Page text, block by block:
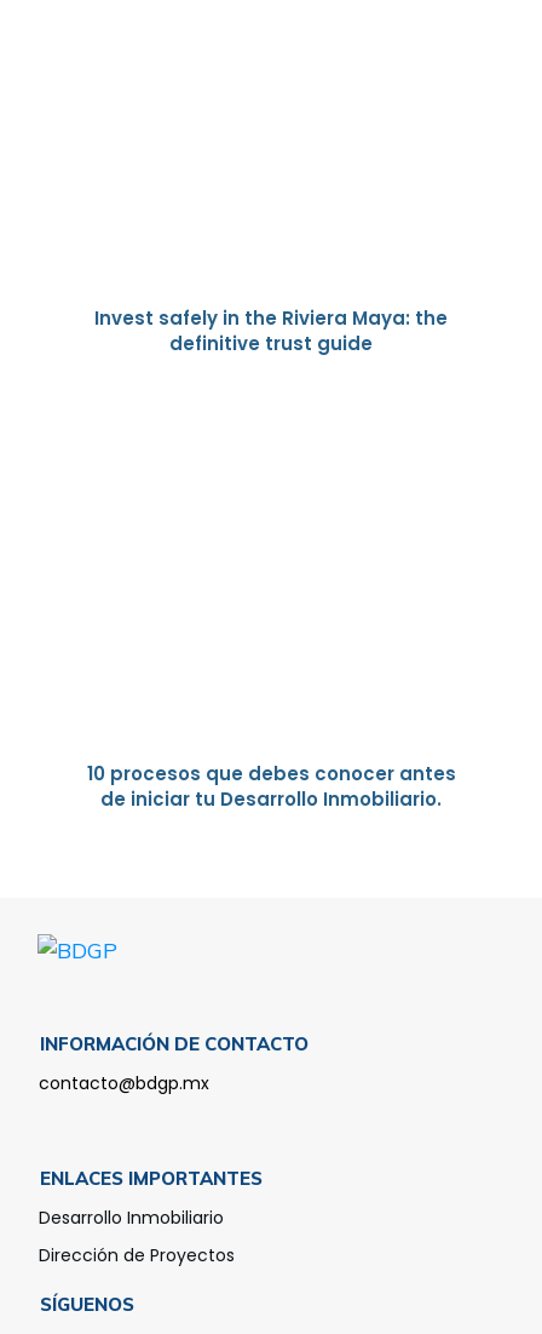
Invest safely in the Riviera Maya: the
definitive trust guide
10 procesos que debes conocer antes
de iniciar tu Desarrollo Inmobiliario.
INFORMACIÓN DE CONTACTO
contacto@bdgp.mx
ENLACES IMPORTANTES
Desarrollo Inmobiliario
Dirección de Proyectos
SÍGUENOS